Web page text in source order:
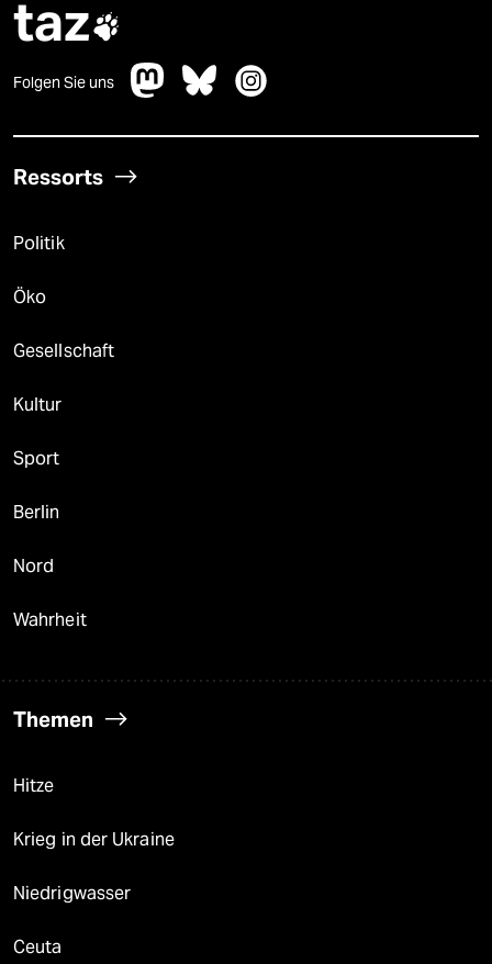
taz
Folgen Sie uns
Ressorts
Politik
Öko
Gesellschaft
Kultur
Sport
Berlin
Nord
Wahrheit
Themen
Hitze
Krieg in der Ukraine
Niedrigwasser
Ceuta